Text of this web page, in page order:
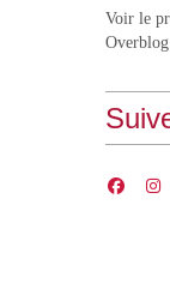
Voir le
Overblog